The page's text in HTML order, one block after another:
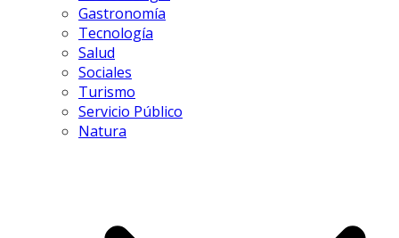
Gastronomía
Tecnología
Salud
Sociales
Turismo
Servicio Público
Natura